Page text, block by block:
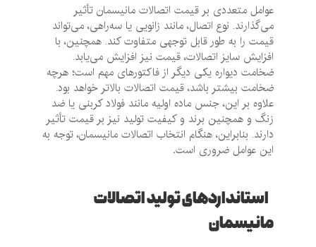
عوامل متعددی بر قیمت اتصالات مانیسمان تأثیر
می‌گذارند. نوع اتصال، مانند زانویی یا سه‌راهی، می‌تواند
قیمت را به طور قابل توجهی متفاوت کند. همچنین، با
افزایش سایز اتصالات، قیمت نیز افزایش می‌یابد.
ضخامت دیواره یکی دیگر از فاکتورهای مهم است؛ هرچه
ضخامت بیشتر باشد، قیمت اتصالات بالاتر خواهد بود.
علاوه بر این، جنس ماده اولیه مانند فولاد کربنی یا ضد
زنگ و همچنین برند و کیفیت تولید نیز بر قیمت تأثیر
دارند. بنابراین، هنگام انتخاب اتصالات مانیسمان، توجه به
این عوامل ضروری است.
استانداردهای تولید اتصالات
مانیسمان